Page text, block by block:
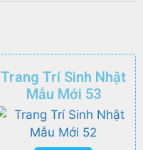
Trang Trí Sinh Nhật
Mẫu Mới 53